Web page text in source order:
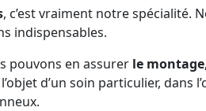
, c’est vraiment notre spécialité.
indispensables.
pouvons en assurer le
d’un soin particulier, dans